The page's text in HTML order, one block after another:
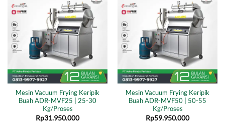
Mesin Vacuum Frying Keripik
Buah ADR-MVF25 | 25-30
Kg/Proses
Rp31.950.000
Mesin Vacuum Frying Keripik
Buah ADR-MVF50 | 50-55
Kg/Proses
Rp59.950.000